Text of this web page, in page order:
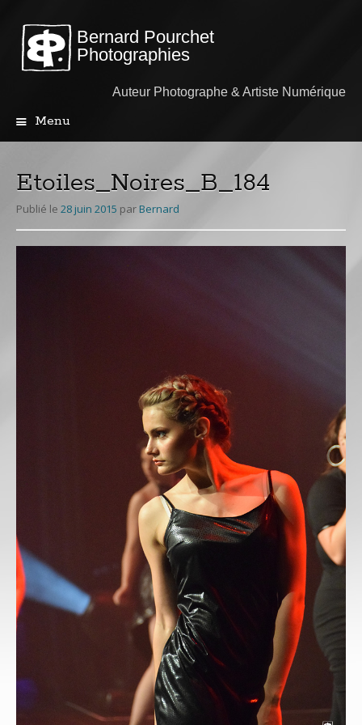
Bernard Pourchet
Photographies
Auteur Photographe & Artiste Numérique
Menu
principal
Etoiles_Noires_B_184
Publié le 28 juin 2015 par Bernard